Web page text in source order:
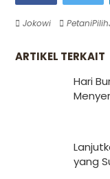
Jokowi
ARTIKEL TERKAIT
Hari
yang